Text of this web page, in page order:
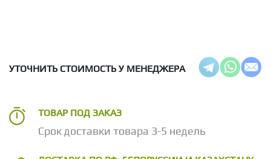
УТОЧНИТЬ СТОИМОСТЬ У МЕНЕДЖЕРА
ТОВАР ПОД ЗАКАЗ
Срок доставки товара 3-5 недель